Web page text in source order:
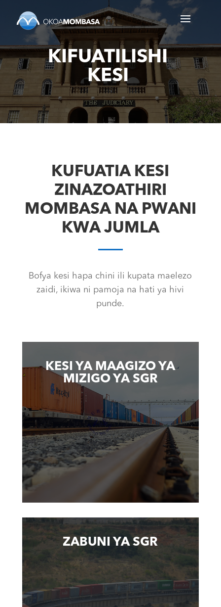
KIFUATILISHI
KESI
KUFUATIA KESI
ZINAZOATHIRI
MOMBASA NA PWANI
KWA JUMLA
Bofya kesi hapa chini ili kupata maelezo
zaidi, ikiwa ni pamoja na hati ya hivi
punde.
KESI YA MAAGIZO YA
MIZIGO YA SGR
ZABUNI YA SGR